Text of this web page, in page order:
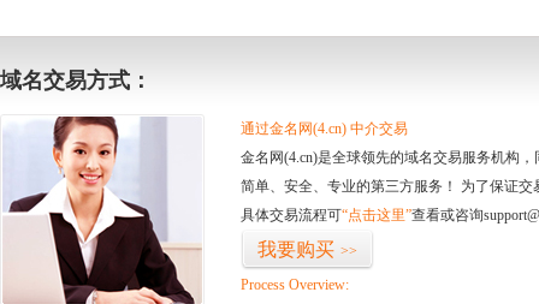
域名交易方式：
通过金名网(4.cn) 中介交易
金名网(4.cn)是全球领先的域名交易服务机构
简单、安全、专业的第三方服务！ 为了保证
具体交易流程可“点击这里”查看或咨询
我要购买 >>
Process Overview: